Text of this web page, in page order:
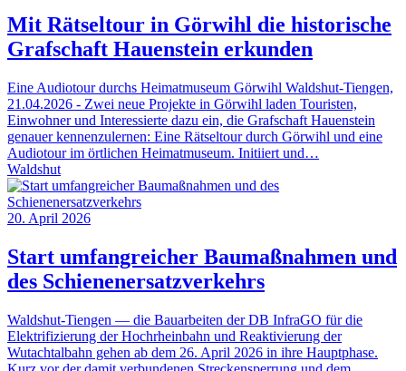
Mit Rätseltour in Görwihl die historische
Grafschaft Hauenstein erkunden
Eine Audiotour durchs Heimatmuseum Görwihl Waldshut-Tiengen,
21.04.2026 - Zwei neue Projekte in Görwihl laden Touristen,
Einwohner und Interessierte dazu ein, die Grafschaft Hauenstein
genauer kennenzulernen: Eine Rätseltour durch Görwihl und eine
Audiotour im örtlichen Heimatmuseum. Initiiert und…
Waldshut
20. April 2026
Start umfangreicher Baumaßnahmen und
des Schienenersatzverkehrs
Waldshut-Tiengen — die Bauarbeiten der DB InfraGO für die
Elektrifizierung der Hochrheinbahn und Reaktivierung der
Wutachtalbahn gehen ab dem 26. April 2026 in ihre Hauptphase.